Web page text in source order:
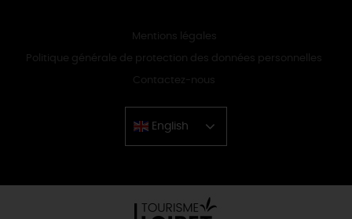
Mentions légales
Politique générale de protection des données personnelles
Contactez-nous
English
Chinese